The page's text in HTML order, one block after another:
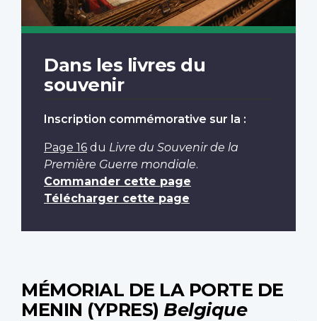
Dans les livres du
souvenir
Inscription commémorative sur la :
Page 16 du Livre du Souvenir de la
Première Guerre mondiale.
Commander cette page
Télécharger cette page
MÉMORIAL DE LA PORTE DE
MENIN (YPRES) Belgique